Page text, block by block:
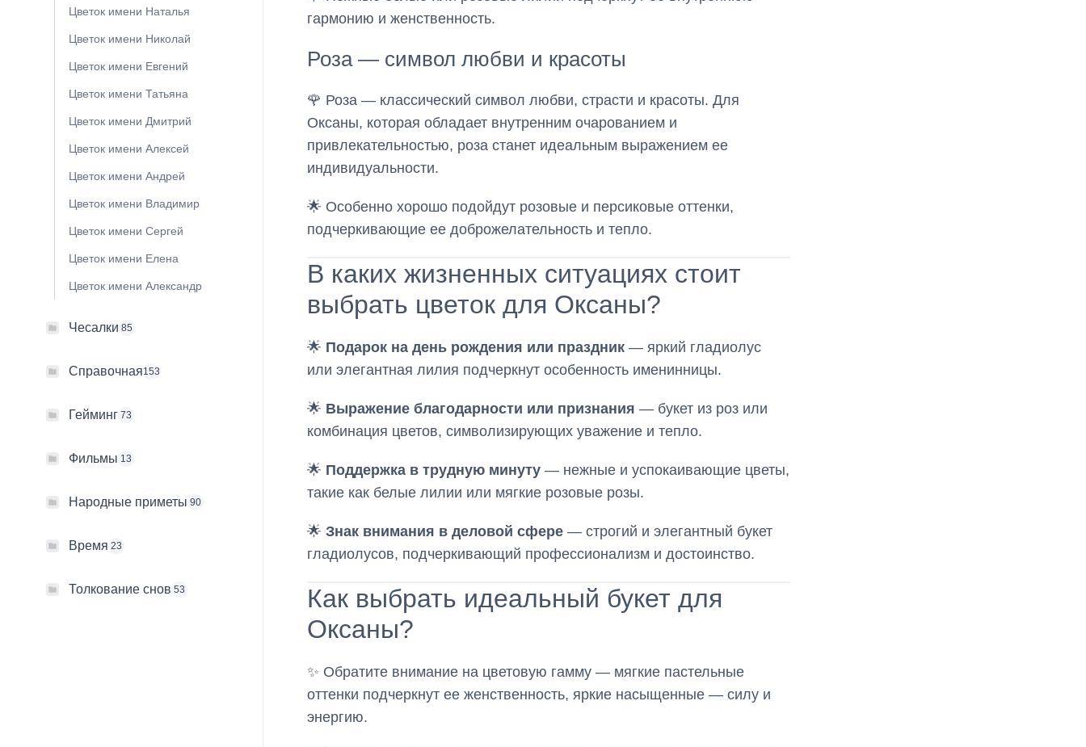
Цветок имени Наталья
Цветок имени Николай
Цветок имени Евгений
Цветок имени Татьяна
Цветок имени Дмитрий
Цветок имени Алексей
Цветок имени Андрей
Цветок имени Владимир
Цветок имени Сергей
Цветок имени Елена
Цветок имени Александр
Чесалки 85
Справочная153
Гейминг 73
Фильмы 13
Народные приметы 90
Время 23
Толкование снов 53
гармонию и женственность.
Роза — символ любви и красоты
🌹 Роза — классический символ любви, страсти и красоты. Для
Оксаны, которая обладает внутренним очарованием и
привлекательностью, роза станет идеальным выражением ее
индивидуальности.
🌟 Особенно хорошо подойдут розовые и персиковые оттенки,
подчеркивающие ее доброжелательность и тепло.
В каких жизненных ситуациях стоит
выбрать цветок для Оксаны?
🌟 Подарок на день рождения или праздник— яркий гладиолус
или элегантная лилия подчеркнут особенность именинницы.
🌟 Выражение благодарности или признания — букет из роз или
комбинация цветов, символизирующих уважение и тепло.
🌟 Поддержка в трудную минуту— нежные и успокаивающие цветы,
такие как белые лилии или мягкие розовые розы.
🌟 Знак внимания в деловой сфере— строгий и элегантный букет
гладиолусов, подчеркивающий профессионализм и достоинство.
Как выбрать идеальный букет для
Оксаны?
✨ Обратите внимание на цветовую гамму — мягкие пастельные
оттенки подчеркнут ее женственность, яркие насыщенные — силу и
энергию.